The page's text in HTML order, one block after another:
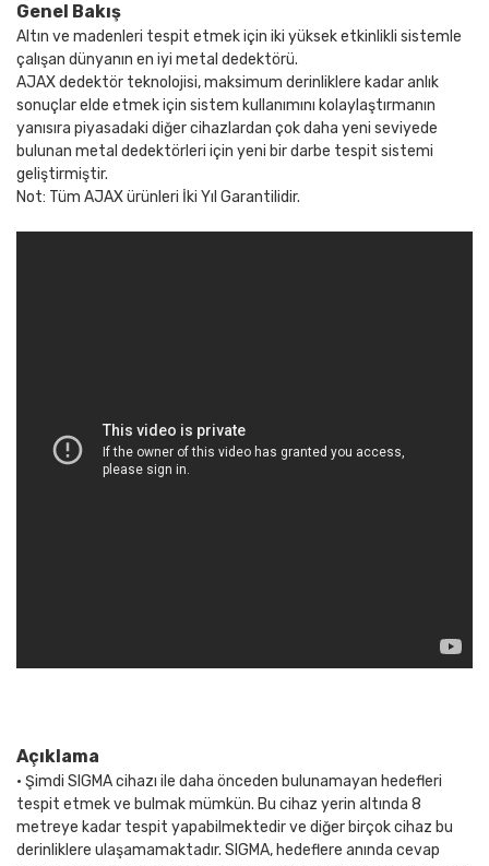
Genel Bakış
Altın ve madenleri tespit etmek için iki yüksek etkinlikli sistemle
çalışan dünyanın en iyi metal dedektörü.
AJAX dedektör teknolojisi, maksimum derinliklere kadar anlık
sonuçlar elde etmek için sistem kullanımını kolaylaştırmanın
yanısıra piyasadaki diğer cihazlardan çok daha yeni seviyede
bulunan metal dedektörleri için yeni bir darbe tespit sistemi
geliştirmiştir.
Not: Tüm AJAX ürünleri İki Yıl Garantilidir.
Açıklama
• Şimdi SIGMA cihazı ile daha önceden bulunamayan hedefleri
tespit etmek ve bulmak mümkün. Bu cihaz yerin altında 8
metreye kadar tespit yapabilmektedir ve diğer birçok cihaz bu
derinliklere ulaşamamaktadır. SIGMA, hedeflere anında cevap